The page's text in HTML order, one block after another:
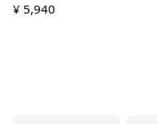
¥ 5,940